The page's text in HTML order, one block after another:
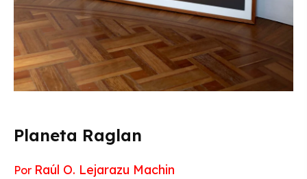
Planeta Raglan
Por Raúl O. Lejarazu Machin